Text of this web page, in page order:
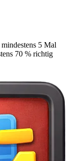
5 Mal
70 % richtig